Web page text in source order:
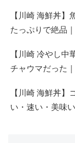
【川崎 海鮮丼】
たっぷりで絶品
【川崎 冷やし中
チャウマだった
【川崎 海鮮丼
い・速い・美味